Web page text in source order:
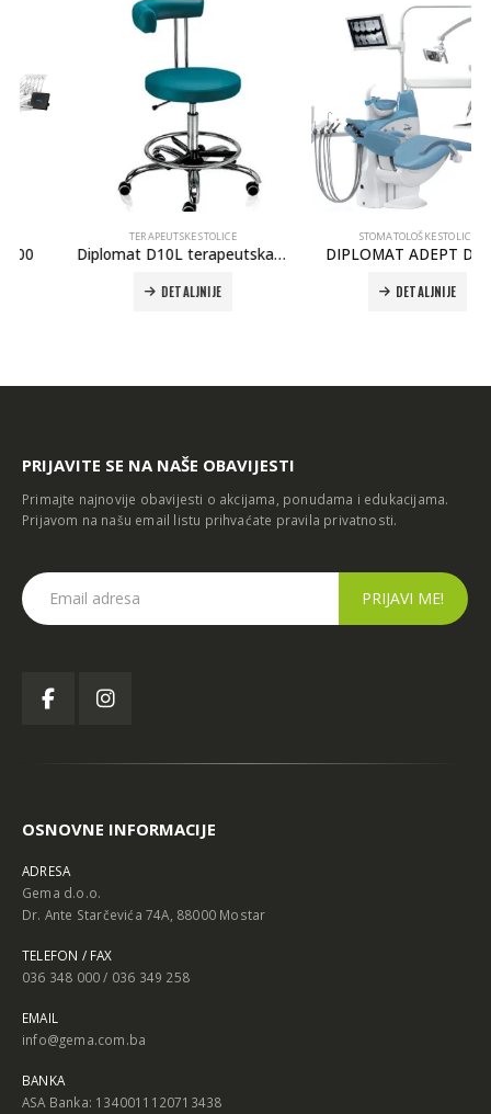
TERAPEUTSKE STOLICE
Diplomat D10L terapeutska stolica
DETALJNIJE
STOMATOLOŠKE STOLICE
DIPLOMAT ADEPT DA370
DETALJNIJE
PRIJAVITE SE NA NAŠE OBAVIJESTI
Primajte najnovije obavijesti o akcijama, ponudama i edukacijama.
Prijavom na našu email listu prihvaćate pravila privatnosti.
OSNOVNE INFORMACIJE
ADRESA
Gema d.o.o.
Dr. Ante Starčevića 74A, 88000 Mostar
TELEFON / FAX
036 348 000 / 036 349 258
EMAIL
info@gema.com.ba
BANKA
ASA Banka: 1340011120713438